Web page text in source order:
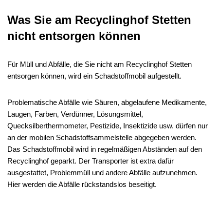
Was Sie am Recyclinghof Stetten
nicht entsorgen können
Für Müll und Abfälle, die Sie nicht am Recyclinghof Stetten
entsorgen können, wird ein Schadstoffmobil aufgestellt.
Problematische Abfälle wie Säuren, abgelaufene Medikamente,
Laugen, Farben, Verdünner, Lösungsmittel,
Quecksilberthermometer, Pestizide, Insektizide usw. dürfen nur
an der mobilen Schadstoffsammelstelle abgegeben werden.
Das Schadstoffmobil wird in regelmäßigen Abständen auf den
Recyclinghof geparkt. Der Transporter ist extra dafür
ausgestattet, Problemmüll und andere Abfälle aufzunehmen.
Hier werden die Abfälle rückstandslos beseitigt.